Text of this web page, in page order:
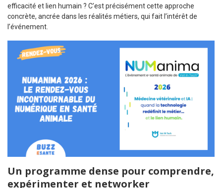
efficacité et lien humain ? C’est précisément cette approche
concrète, ancrée dans les réalités métiers, qui fait l’intérêt de
l’événement.
Un programme dense pour comprendre,
expérimenter et networker